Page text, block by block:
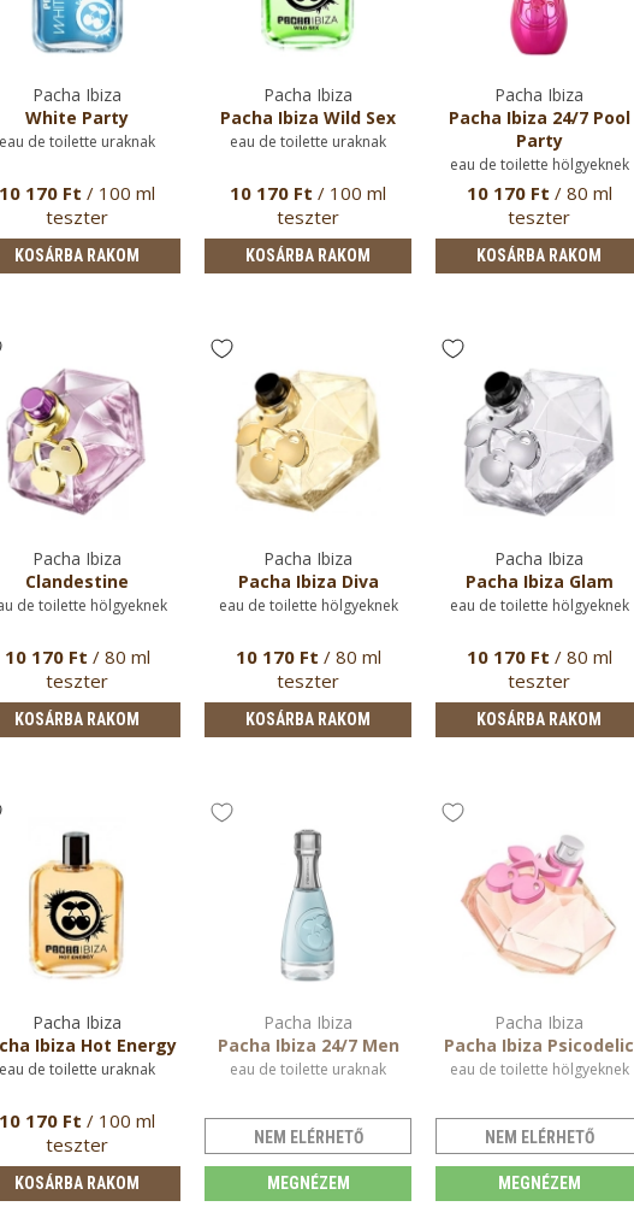
Pacha Ibiza
White Party
eau de toilette uraknak
10 170 Ft / 100 ml
teszter
KOSÁRBA RAKOM
Pacha Ibiza
Pacha Ibiza Wild Sex
eau de toilette uraknak
10 170 Ft / 100 ml
teszter
KOSÁRBA RAKOM
Pacha Ibiza
Pacha Ibiza 24/7 Pool
Party
eau de toilette hölgyeknek
10 170 Ft / 80 ml
teszter
KOSÁRBA RAKOM
Pacha Ibiza
Clandestine
de toilette hölgyeknek
10 170 Ft / 80 ml
teszter
KOSÁRBA RAKOM
Pacha Ibiza
Pacha Ibiza Diva
eau de toilette hölgyeknek
10 170 Ft / 80 ml
teszter
KOSÁRBA RAKOM
Pacha Ibiza
Pacha Ibiza Glam
eau de toilette hölgyeknek
10 170 Ft / 80 ml
teszter
KOSÁRBA RAKOM
Pacha Ibiza
Ibiza Hot Energy
eau de toilette uraknak
10 170 Ft / 100 ml
teszter
KOSÁRBA RAKOM
Pacha Ibiza
Pacha Ibiza 24/7 Men
eau de toilette uraknak
NEM ELÉRHETŐ
MEGNÉZEM
Pacha Ibiza
Pacha Ibiza Psicodelic
eau de toilette hölgyeknek
NEM ELÉRHETŐ
MEGNÉZEM